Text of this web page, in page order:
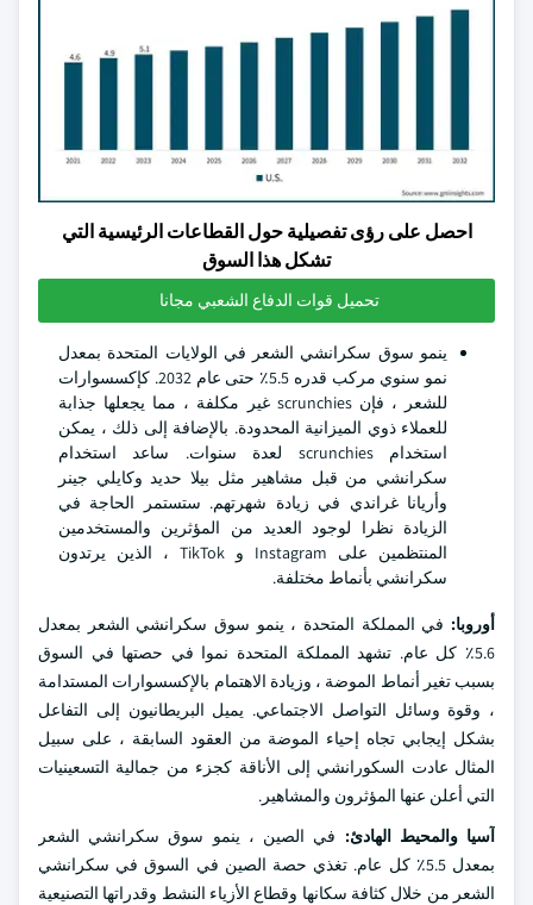
احصل على رؤى تفصيلية حول القطاعات الرئيسية التي
تشكل هذا السوق
تحميل قوات الدفاع الشعبي مجانا
ينمو سوق سكرانشي الشعر في الولايات المتحدة بمعدل
نمو سنوي مركب قدره 5.5٪ حتى عام 2032. كإكسسوارات
للشعر ، فإن scrunchies غير مكلفة ، مما يجعلها جذابة
للعملاء ذوي الميزانية المحدودة. بالإضافة إلى ذلك ، يمكن
استخدام scrunchies لعدة سنوات. ساعد استخدام
سكرانشي من قبل مشاهير مثل بيلا حديد وكايلي جينر
وأريانا غراندي في زيادة شهرتهم. ستستمر الحاجة في
الزيادة نظرا لوجود العديد من المؤثرين والمستخدمين
المنتظمين على Instagram و TikTok ، الذين يرتدون
سكرانشي بأنماط مختلفة.
أوروبا: في المملكة المتحدة ، ينمو سوق سكرانشي الشعر بمعدل
5.6٪ كل عام. تشهد المملكة المتحدة نموا في حصتها في السوق
بسبب تغير أنماط الموضة ، وزيادة الاهتمام بالإكسسوارات المستدامة
، وقوة وسائل التواصل الاجتماعي. يميل البريطانيون إلى التفاعل
بشكل إيجابي تجاه إحياء الموضة من العقود السابقة ، على سبيل
المثال عادت السكورانشي إلى الأناقة كجزء من جمالية التسعينيات
التي أعلن عنها المؤثرون والمشاهير.
آسيا والمحيط الهادئ: في الصين ، ينمو سوق سكرانشي الشعر
بمعدل 5.5٪ كل عام. تغذي حصة الصين في السوق في سكرانشي
الشعر من خلال كثافة سكانها وقطاع الأزياء النشط وقدراتها التصنيعية